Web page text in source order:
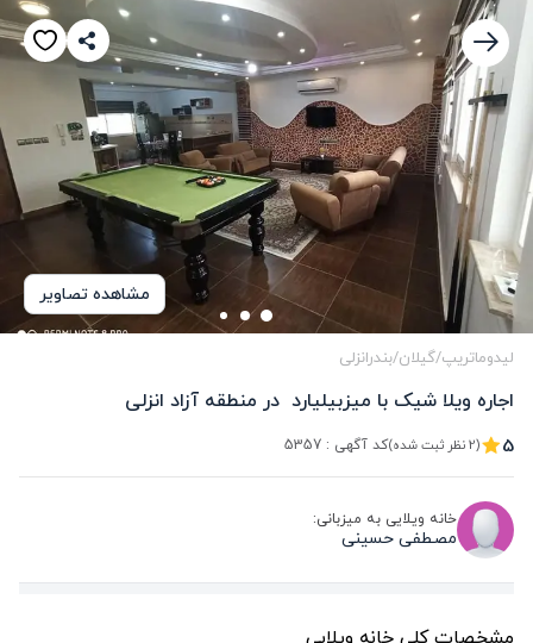
مشاهده تصاویر
لیدوماتریپ/گیلان/بندرانزلی
اجاره ویلا شیک با میزبیلیارد  در منطقه آزاد انزلی
5 (2 نظر ثبت شده) کد آگهی : 5357
خانه ویلایی به میزبانی:
مصطفی حسینی